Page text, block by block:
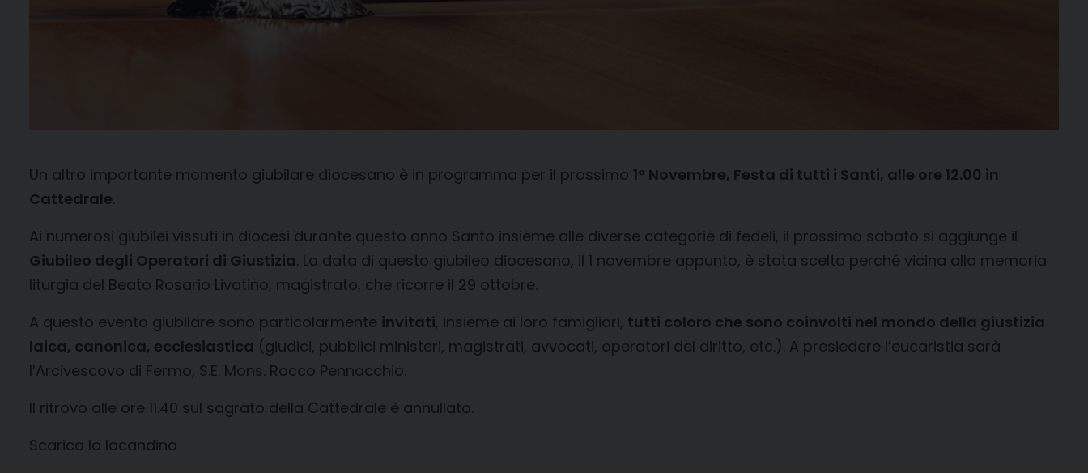
Un altro importante momento giubilare diocesano è in programma per il prossimo 1° Novembre, Festa di tutti i Santi, alle ore 12.00 in
Cattedrale.
Ai numerosi giubilei vissuti in diocesi durante questo anno Santo insieme alle diverse categorie di fedeli, il prossimo sabato si aggiunge il
Giubileo degli Operatori di Giustizia. La data di questo giubileo diocesano, il 1 novembre appunto, è stata scelta perché vicina alla memoria
liturgia del Beato Rosario Livatino, magistrato, che ricorre il 29 ottobre.
A questo evento giubilare sono particolarmente invitati, insieme ai loro famigliari, tutti coloro che sono coinvolti nel mondo della giustizia
laica, canonica, ecclesiastica (giudici, pubblici ministeri, magistrati, avvocati, operatori del diritto, etc.). A presiedere l’eucaristia sarà
l’Arcivescovo di Fermo, S.E. Mons. Rocco Pennacchio.
Il ritrovo alle ore 11.40 sul sagrato della Cattedrale è annullato.
Scarica la locandina